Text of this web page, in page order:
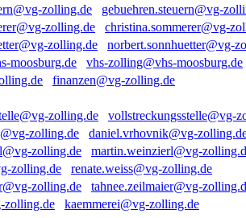
gebuehren.steuern@vg-
christina.sommerer@vg-
norbert.sonnhuetter@vg-
vhs-zolling@vhs-moosburg.de
finanzen@vg-zolling.de
vollstreckungsstelle@vg-
daniel.vrhovnik@vg-
martin.weinzierl@vg-
renate.weiss@vg-zolling.de
tahnee.zeilmaier@vg-
kaemmerei@vg-zolling.de